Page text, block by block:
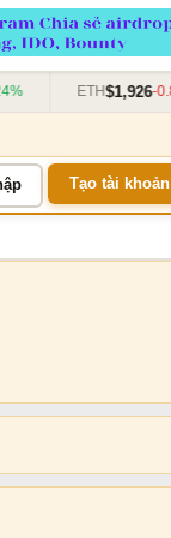
$1,926-0.87%
Tạo tài khoản